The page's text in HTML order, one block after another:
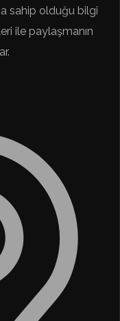
sahip olduğu bilgi
ile paylaşmanın